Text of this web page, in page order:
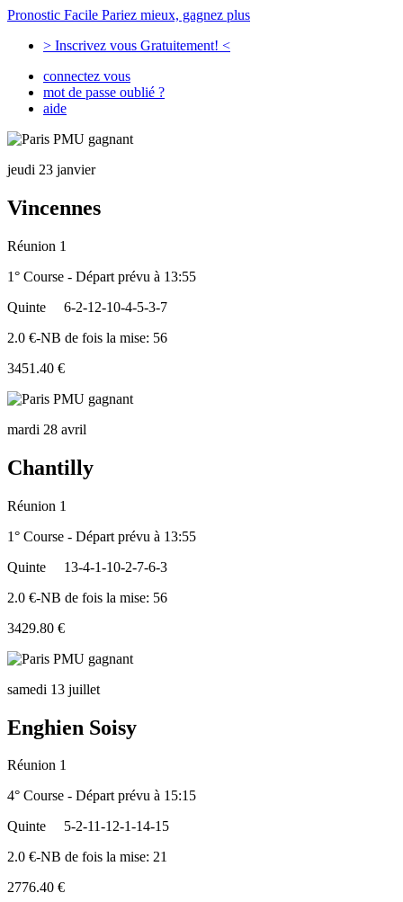
Pronostic Facile Pariez mieux, gagnez plus
> Inscrivez vous Gratuitement! <
connectez vous
mot de passe oublié ?
aide
jeudi 23 janvier
Vincennes
Réunion 1
1° Course - Départ prévu à 13:55
Quinte
6-2-12-10-4-5-3-7
2.0 €-NB de fois la mise: 56
3451.40 €
mardi 28 avril
Chantilly
Réunion 1
1° Course - Départ prévu à 13:55
Quinte
13-4-1-10-2-7-6-3
2.0 €-NB de fois la mise: 56
3429.80 €
samedi 13 juillet
Enghien Soisy
Réunion 1
4° Course - Départ prévu à 15:15
Quinte
5-2-11-12-1-14-15
2.0 €-NB de fois la mise: 21
2776.40 €